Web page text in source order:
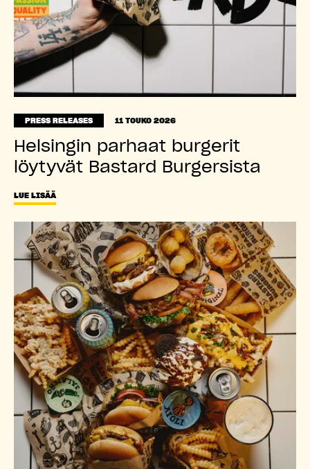
PRESS RELEASES 11 TOUKO 2026
Helsingin parhaat burgerit
löytyvät Bastard Burgersista
LUE LISÄÄ